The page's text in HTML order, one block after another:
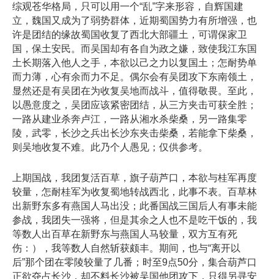
综观苍华格局，只可以用一个“乱”字来形容，自辉国建
立，魏国又成为了弱势群体，近期蜀国势力有所增强，也
许是团结的缘故蜀国收复了西北大部疆土，可谓保家卫
国，保土安民。而吴国却有各自为政之嫌，致使我江东国
土长期落入他人之手，本欲以己之力以复国土；怎耐势单
而力薄，心有余而力不足。偶尔会有吴团攻下东南领土，
显然还是有吴团在为收复吴地而战斗，值得敬畏。至此，
以愚意度之，吴团应该紧密团结，从三方夹击可获全胜；
一路从建业杀奔卢江，一路从湘水杀柴桑，另一路集零
陵，武零，长沙之兵出长沙东夹击柴桑，若能拿下柴桑，
则吴地收复不难。此乃个人愚见；仅供参考。
上期国战，我团复活百草，旗子葫芦口，本欲与桂军再度
较量，怎耐桂军为收复蜀地转战西北，此事不表。百草林
出新野东多有燕国人马出没；此番国战三国后人有事未能
参战，我团失一强将，但是其余之人也不是吃干饭的，我
等数人出百草在新野东与燕国人马较量，双方互有死
伤：），我等数人自然斩获颇丰。期间，也与“离开以
后”那个团在零陵较量了几番；时至9点50分，集合葫芦口
正欲夺占长沙，却不料长沙被吴国他团攻下，只得另寻安